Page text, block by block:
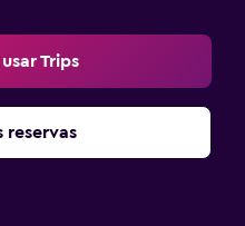
Trips
reservas